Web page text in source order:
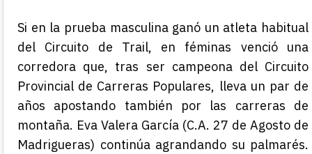
Si en la pruebamasculina ganó un atleta habitual
del Circuito de Trail, en féminas venció una
corredora que, tras ser campeona del Circuito
Provincial de Carreras Populares, lleva un par de
años apostando también por las carreras de
montaña. Eva Valera García (C.A. 27 de Agosto de
Madrigueras) continúa agrandando su palmarés.